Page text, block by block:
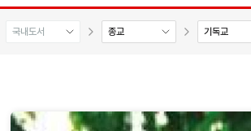
국내도서 종교 기독교